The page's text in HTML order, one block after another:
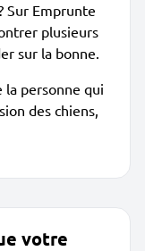
Sur Emprunte
plusieurs
sur la bonne.
personne qui
des chiens,
votre